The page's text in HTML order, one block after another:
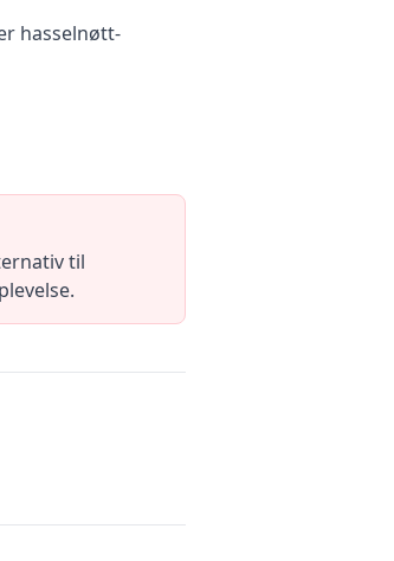
hasselnøtt-
til